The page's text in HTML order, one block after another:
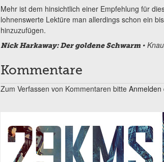
Mehr ist dem hinsichtlich einer Empfehlung für
lohnenswerte Lektüre man allerdings schon ein
hinzuzufügen.
Nick Harkaway: Der goldene Schwarm•
Kommentare
Zum Verfassen von Kommentaren bitte Anmelden